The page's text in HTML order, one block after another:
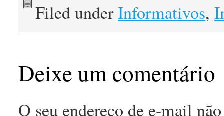
Filed underInformativos,
Deixe um comentário
O seu endereço de e-mail